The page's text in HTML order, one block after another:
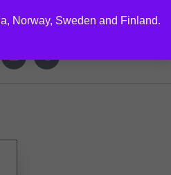
Norway, Sweden and Finland.